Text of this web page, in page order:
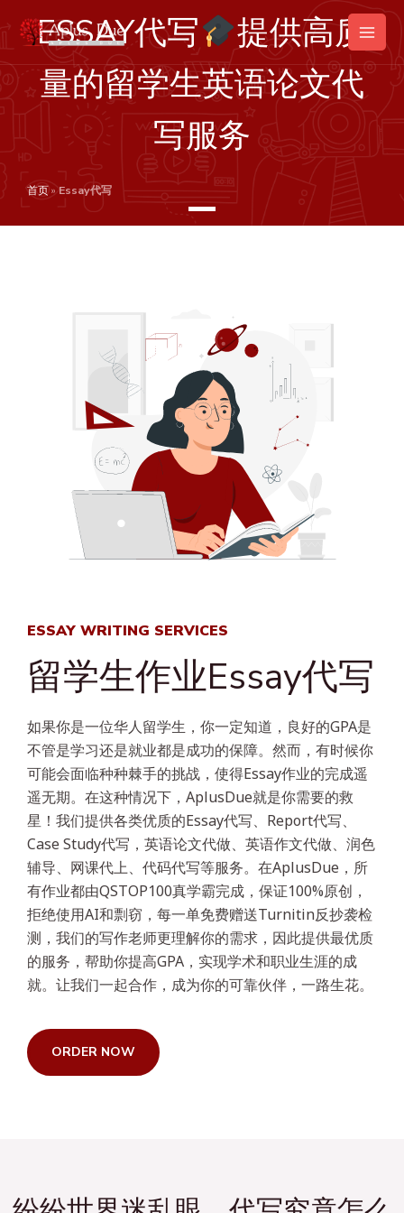
至
内
容
Main
ESSAY代写
提供高质
量的留学生英语论文代
写服务
首页» Essay代写
ESSAY WRITING SERVICES
留学生作业Essay代写
如果你是一位华人留学生，你一定知道，良好的GPA是
不管是学习还是就业都是成功的保障。然而，有时候你
可能会面临种种棘手的挑战，使得Essay作业的完成遥
遥无期。在这种情况下，AplusDue就是你需要的救
星！我们提供各类优质的Essay代写、Report代写、
Case Study代写，英语论文代做、英语作文代做、润色
辅导、网课代上、代码代写等服务。在AplusDue，所
有作业都由QSTOP100真学霸完成，保证100%原创，
拒绝使用AI和剽窃，每一单免费赠送Turnitin反抄袭检
测，我们的写作老师更理解你的需求，因此提供最优质
的服务，帮助你提高GPA，实现学术和职业生涯的成
就。让我们一起合作，成为你的可靠伙伴，一路生花。
ORDER NOW